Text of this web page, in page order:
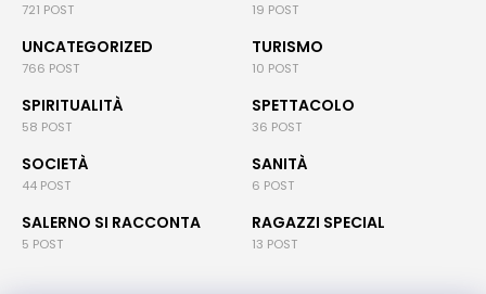
721 POST 19 POST
UNCATEGORIZED
766 POST
TURISMO
10 POST
SPIRITUALITÀ
58 POST
SPETTACOLO
36 POST
SOCIETÀ
44 POST
SANITÀ
6 POST
SALERNO SI RACCONTA
5 POST
RAGAZZI SPECIAL
13 POST